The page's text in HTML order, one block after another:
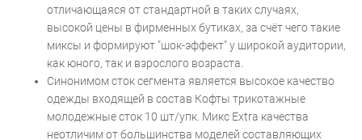
отличающаяся от стандартной в таких случаях,
высокой цены в фирменных бутиках, за счёт чего такие
миксы и формируют "шок-эффект" у широкой аудитории,
как юного, так и взрослого возраста.
Синонимом сток сегмента является высокое качество
одежды входящей в состав Кофты трикотажные
молодежные сток 10 шт/упк. Микс Extra качества
неотличим от большинства моделей составляющих